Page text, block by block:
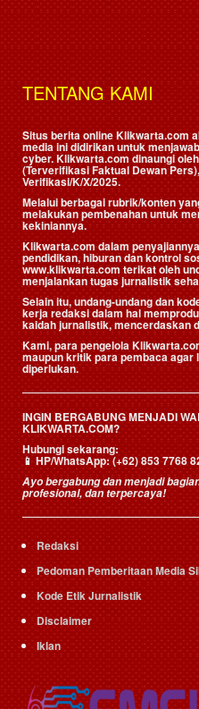
TENTANG KAMI
Situs berita online Klikwarta.com
media ini didirikan untuk
cyber. Klikwarta.com dinaungi oleh
(Terverifikasi Faktual Dewan Pers)
Verifikasi/K/X/2025.
Melalui berbagai rubrik/konten
melakukan pembenahan untuk
kekiniannya.
Klikwarta.com dalam
pendidikan, hiburan dan kontrol
www.klikwarta.com terikat oleh
menjalankan tugas jurnalistik
Selain itu, undang-undang dan
kerja redaksi dalam hal
kaidah jurnalistik, mencerdaskan
Kami, para pengelola
maupun kritik para pembaca
diperlukan.
INGIN BERGABUNG MENJADI
KLIKWARTA.COM?
Hubungi sekarang:
📱HP/WhatsApp:(+62) 853 7768
Ayo bergabung dan menjadi
profesional, dan terpercaya!
Redaksi
Pedoman Pemberitaan Media
Kode Etik Jurnalistik
Disclaimer
Iklan